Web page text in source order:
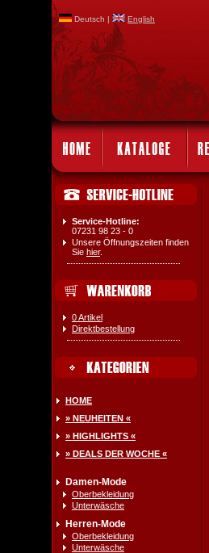
Deutsch | English
Service-Hotline:
07231 98 23 - 0
Unsere Öffnungszeiten finden
Sie hier.
0 Artikel
Direktbestellung
HOME
» NEUHEITEN «
» HIGHLIGHTS «
» DEALS DER WOCHE «
Damen-Mode
Oberbekleidung
Unterwäsche
Herren-Mode
Oberbekleidung
Unterwäsche